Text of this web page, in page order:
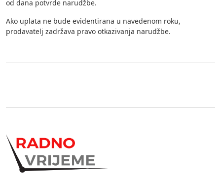
od dana potvrde narudžbe.
Ako uplata ne bude evidentirana u navedenom roku,
prodavatelj zadržava pravo otkazivanja narudžbe.